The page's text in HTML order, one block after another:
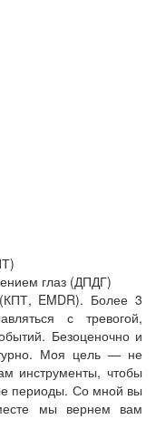
глаз (ДПДГ)
(КПТ, EMDR). Более 3
с тревогой,
Безоценочно и
Моя цель — не
инструменты, чтобы
периоды. Со мной вы
мы вернем вам